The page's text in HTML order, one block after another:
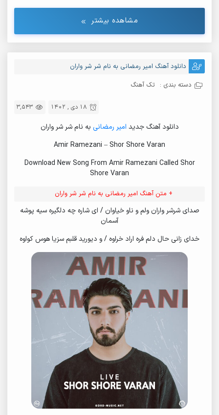
مشاهده بیشتر
دانلود آهنگ امیر رمضانی به نام شر شر واران
دسته بندی : تک آهنگ
3,543 18 دی , 1402
دانلود آهنگ جدید امیر رمضانی به نام شر شر واران
Amir Ramezani – Shor Shore Varan
Download New Song From Amir Ramezani Called Shor
Shore Varan
+ متن آهنگ امیر رمضانی به نام شر شر واران
صدای شرشر واران ولم و ناو خیاوان / ای شاره چه دلگیره سیه پوشه
آسمان
خدای زانی حال دلم فره اراد خراوه / و دیورید قلبم سزیا هوس کواوه